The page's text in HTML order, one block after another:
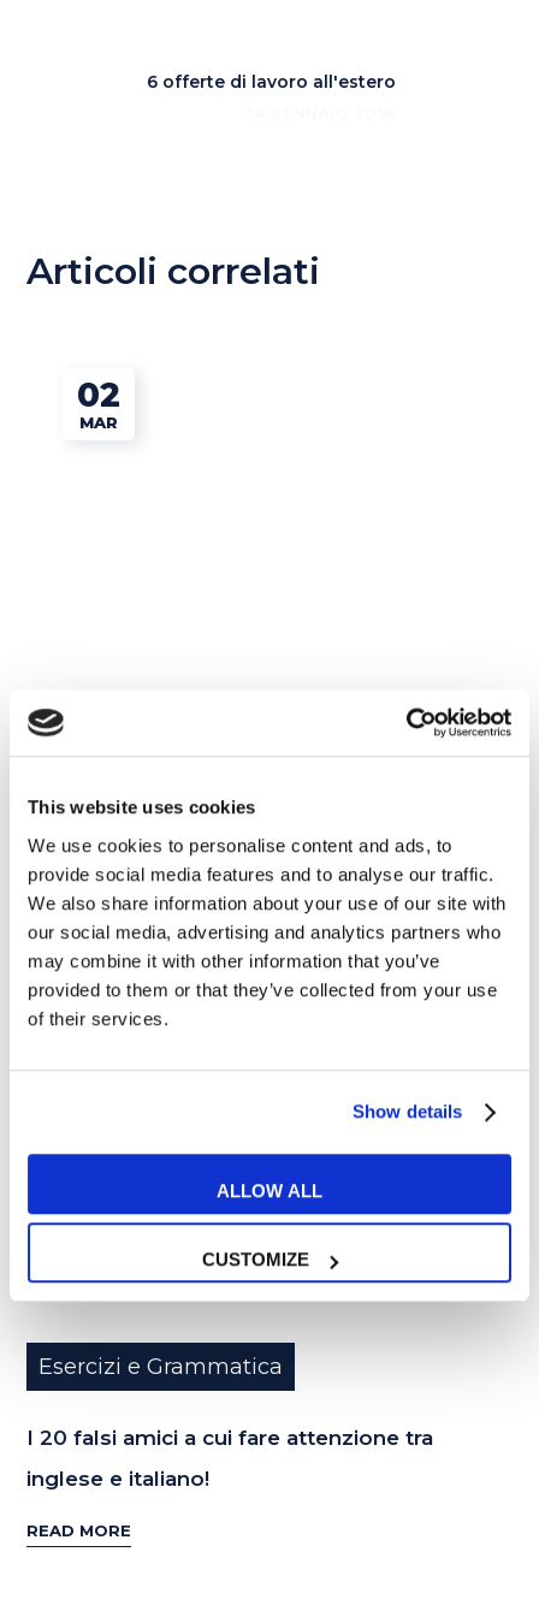
This website uses cookies
We use cookies to personalise content and ads, to
provide social media features and to analyse our traffic.
We also share information about your use of our site with
our social media, advertising and analytics partners who
may combine it with other information that you’ve
provided to them or that they’ve collected from your use
of their services.
Show details
ALLOW ALL
CUSTOMIZE
6 offerte di lavoro all'estero
Articoli correlati
02
MAR
Esercizi e Grammatica
Glossario: le parole inglesi più utilizzate in
italiano
READ MORE
16
Esercizi e Grammatica
I 20 falsi amici a cui fare attenzione tra
inglese e italiano!
READ MORE